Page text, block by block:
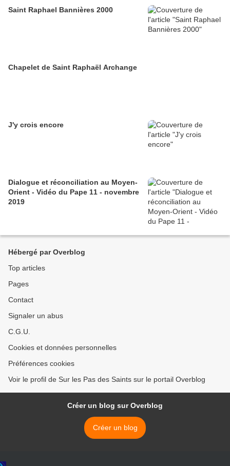
Saint Raphael Bannières 2000
Chapelet de Saint Raphaël Archange
J'y crois encore
Dialogue et réconciliation au Moyen-
Orient - Vidéo du Pape 11 - novembre
2019
Hébergé par Overblog
Top articles
Pages
Contact
Signaler un abus
C.G.U.
Cookies et données personnelles
Préférences cookies
Voir le profil de Sur les Pas des Saints sur le portail Overblog
Créer un blog sur Overblog
Créer un blog